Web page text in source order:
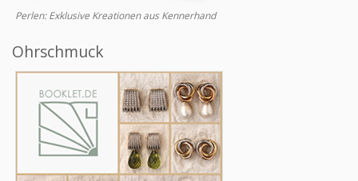
Perlen: Exklusive Kreationen aus Kennerhand
Ohrschmuck